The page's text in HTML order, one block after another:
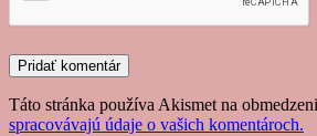
Táto stránka používa Akismet na
spracovávajú údaje o vašich komentároch.